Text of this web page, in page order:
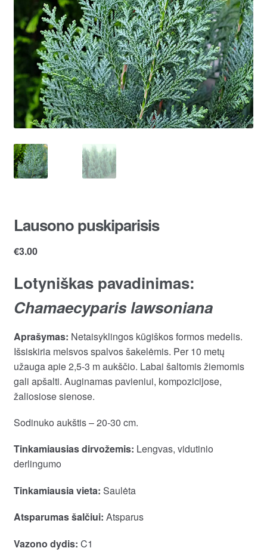
Lausono puskiparisis
€3.00
Lotyniškas pavadinimas:
Chamaecyparis lawsoniana
Aprašymas: Netaisyklingos kūgiškos formos medelis.
Išsiskiria melsvos spalvos šakelėmis. Per 10 metų
užauga apie 2,5-3 m aukščio. Labai šaltomis žiemomis
gali apšalti. Auginamas pavieniui, kompozicijose,
žaliosiose sienose.
Sodinuko aukštis – 20-30 cm.
Tinkamiausias dirvožemis: Lengvas, vidutinio
derlingumo
Tinkamiausia vieta: Saulėta
Atsparumas šalčiui: Atsparus
Vazono dydis: C1